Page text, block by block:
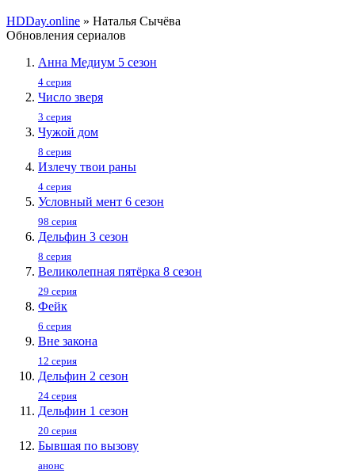
HDDay.online » Наталья Сычёва
Обновления сериалов
Анна Медиум 5 сезон
4 серия
Число зверя
3 серия
Чужой дом
8 серия
Излечу твои раны
4 серия
Условный мент 6 сезон
98 серия
Дельфин 3 сезон
8 серия
Великолепная пятёрка 8 сезон
29 серия
Фейк
6 серия
Вне закона
12 серия
Дельфин 2 сезон
24 серия
Дельфин 1 сезон
20 серия
Бывшая по вызову
анонс